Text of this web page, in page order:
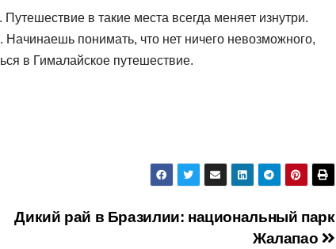
в такие места всегда меняет изнутри.
понимать, что нет ничего невозможного,
в Гималайское путешествие.
Дикий рай в Бразилии: национальный парк
Жалапао